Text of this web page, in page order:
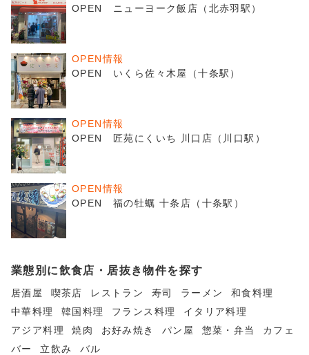
OPEN ニューヨーク飯店（北赤羽駅）
OPEN情報
OPEN いくら佐々木屋（十条駅）
OPEN情報
OPEN 匠苑にくいち 川口店（川口駅）
OPEN情報
OPEN 福の牡蠣 十条店（十条駅）
業態別に飲食店・居抜き物件を探す
居酒屋 喫茶店 レストラン 寿司 ラーメン
和食料理
中華料理
韓国料理 フランス料理
イタリア料理
アジア料理
焼肉 お好み焼き パン屋 惣菜・弁当
カフェ
バー
立飲み バル